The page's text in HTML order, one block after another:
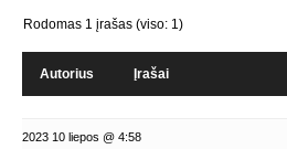
Rodomas 1 įrašas (viso: 1)
Autorius Įrašai
2023 10 liepos @ 4:58